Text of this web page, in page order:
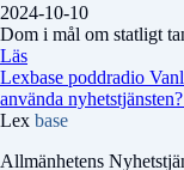
2024-10-10
Dom i mål om statligt
Läs
Lexbase poddradio
använda nyhetstjänsten?
Lex base
Allmänhetens